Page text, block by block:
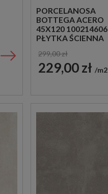
PORCELANOSA
BOTTEGA ACERO
45X120 100214606
PŁYTKA ŚCIENNA
299,00 zł
229,00 zł m2